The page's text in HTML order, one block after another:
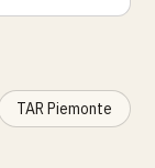
TAR Piemonte